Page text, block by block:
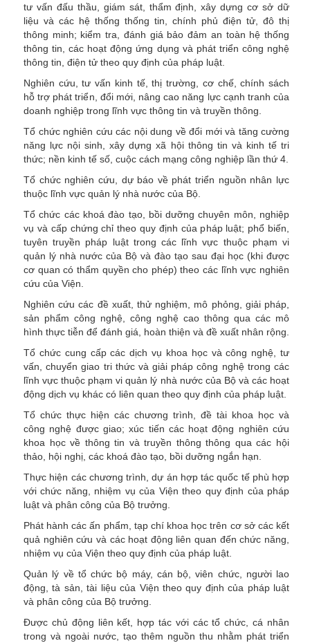
tư vấn đấu thầu, giám sát, thẩm định, xây dựng cơ sở dữ
liệu và các hệ thống thống tin, chính phủ điện tử, đô thị
thông minh; kiểm tra, đánh giá bảo đảm an toàn hệ thống
thông tin, các hoạt động ứng dụng và phát triển công nghệ
thông tin, điện tử theo quy định của pháp luật.
Nghiên cứu, tư vấn kinh tế, thị trường, cơ chế, chính sách
hỗ trợ phát triển, đổi mới, nâng cao năng lực cạnh tranh của
doanh nghiệp trong lĩnh vực thông tin và truyền thông.
Tổ chức nghiên cứu các nội dung về đổi mới và tăng cường
năng lực nội sinh, xây dựng xã hội thông tin và kinh tế tri
thức; nền kinh tế số, cuộc cách mạng công nghiệp lần thứ 4.
Tổ chức nghiên cứu, dự báo về phát triển nguồn nhân lực
thuộc lĩnh vực quản lý nhà nước của Bộ.
Tổ chức các khoá đào tạo, bồi dưỡng chuyên môn, nghiệp
vụ và cấp chứng chỉ theo quy định của pháp luật; phổ biến,
tuyên truyền pháp luật trong các lĩnh vực thuộc phạm vi
quản lý nhà nước của Bộ và đào tạo sau đại học (khi được
cơ quan có thẩm quyền cho phép) theo các lĩnh vực nghiên
cứu của Viện.
Nghiên cứu các đề xuất, thử nghiệm, mô phỏng, giải pháp,
sản phẩm công nghệ, công nghệ cao thông qua các mô
hình thực tiễn để đánh giá, hoàn thiện và đề xuất nhân rộng.
Tổ chức cung cấp các dịch vụ khoa học và công nghệ, tư
vấn, chuyển giao tri thức và giải pháp công nghệ trong các
lĩnh vực thuộc phạm vi quản lý nhà nước của Bộ và các hoạt
động dịch vụ khác có liên quan theo quy định của pháp luật.
Tổ chức thực hiện các chương trình, đề tài khoa học và
công nghệ được giao; xúc tiến các hoạt động nghiên cứu
khoa học về thông tin và truyền thông thông qua các hội
thảo, hội nghị, các khoá đào tạo, bồi dưỡng ngắn hạn.
Thực hiện các chương trình, dự án hợp tác quốc tế phù hợp
với chức năng, nhiệm vụ của Viện theo quy định của pháp
luật và phân công của Bộ trưởng.
Phát hành các ấn phẩm, tạp chí khoa học trên cơ sở các kết
quả nghiên cứu và các hoạt động liên quan đến chức năng,
nhiệm vụ của Viện theo quy định của pháp luật.
Quản lý về tổ chức bộ máy, cán bộ, viên chức, người lao
động, tà sản, tài liệu của Viện theo quy định của pháp luật
và phân công của Bộ trưởng.
Được chủ động liên kết, hợp tác với các tổ chức, cá nhân
trong và ngoài nước, tạo thêm nguồn thu nhằm phát triển